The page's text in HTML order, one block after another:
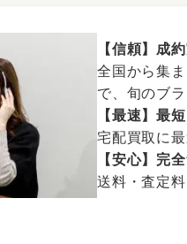
【信頼】成
全国から集
で、旬のブ
【最速】最
宅配買取に
【安心】完
送料・査定